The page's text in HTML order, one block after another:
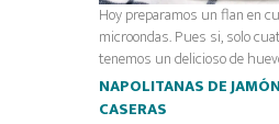
Hoy preparamos un flan en
microondas. Pues si, solo
tenemos un delicioso de
NAPOLITANAS DE
CASERAS